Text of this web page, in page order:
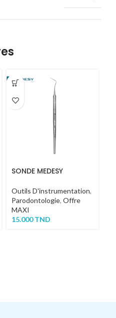
SONDE MEDESY
Outils D'instrumentation,
Parodontologie, Offre
MAXI
15.000TND